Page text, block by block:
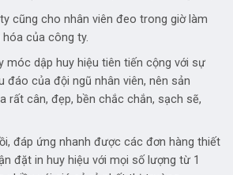
cũng cho nhân viên đeo trong giờ làm
hóa của công ty.
móc dập huy hiệu tiên tiến cộng với sự
đáo của đội ngũ nhân viên, nên sản
rất cân, đẹp, bền chắc chắn, sạch sẽ,
đáp ứng nhanh được các đơn hàng thiết
đặt in huy hiệu với mọi số lượng từ 1